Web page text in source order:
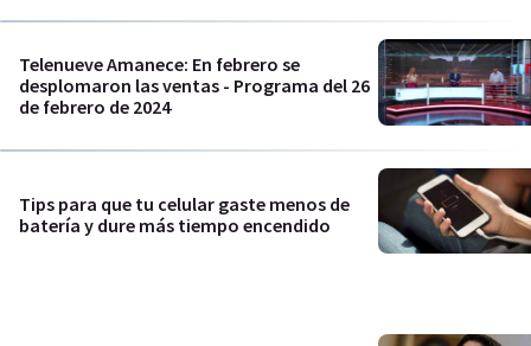
Telenueve Amanece: En febrero se
desplomaron las ventas - Programa del 26
de febrero de 2024
Tips para que tu celular gaste menos de
batería y dure más tiempo encendido